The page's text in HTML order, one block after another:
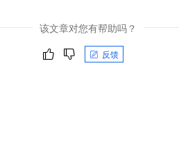
该文章对您有帮助吗？
反馈